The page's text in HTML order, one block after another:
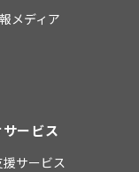
メディア
ービス
サービス